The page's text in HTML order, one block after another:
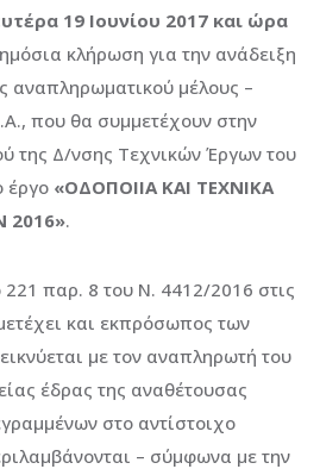
19 Ιουνίου 2017 και ώρα
κλήρωση για την ανάδειξη
αναπληρωματικού μέλους –
που θα συμμετέχουν στην
της Δ/νσης Τεχνικών Έργων του
έργο «ΟΔΟΠΟΙΙΑ ΚΑΙ ΤΕΧΝΙΚΑ
2016».
παρ. 8 του Ν. 4412/2016 στις
και εκπρόσωπος των
με τον αναπληρωτή του
έδρας της αναθέτουσας
στο αντίστοιχο
– σύμφωνα με την